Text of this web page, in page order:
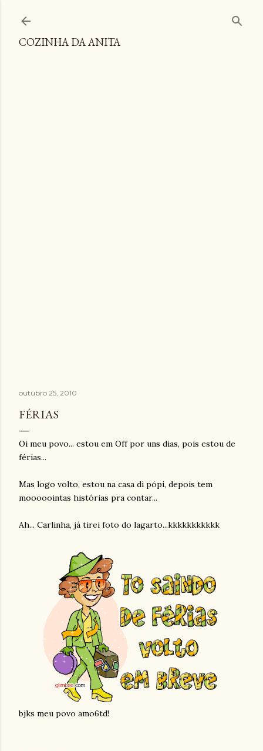
COZINHA DA ANITA
outubro 25, 2010
FÉRIAS
Oi meu povo... estou em Off por uns dias, pois estou de
férias...
Mas logo volto, estou na casa di pópi, depois tem
mooooointas histórias pra contar...
Ah... Carlinha, já tirei foto do lagarto...kkkkkkkkkkk
bjks meu povo amo6td!